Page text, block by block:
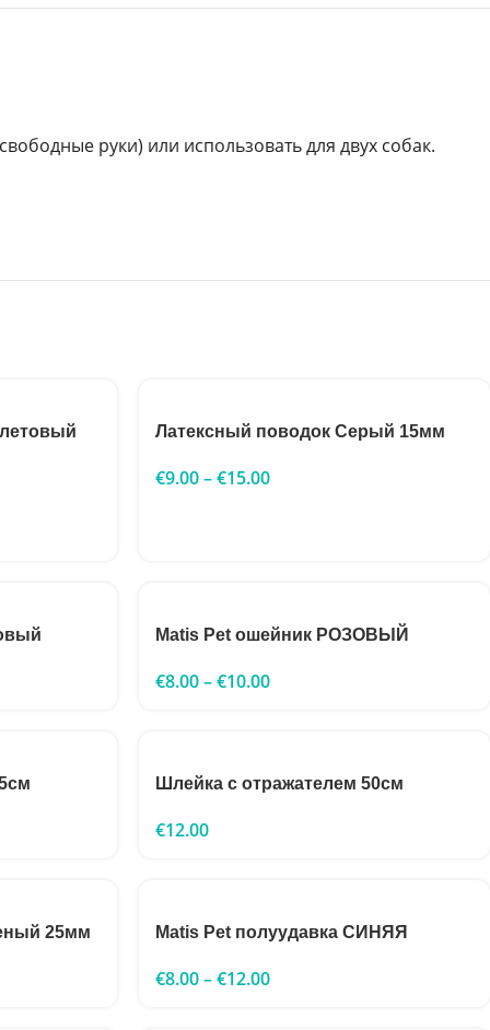
руки) или использовать для двух собак.
Латексный поводок Серый 15мм
€9.00–€15.00
Matis Pet ошейник РОЗОВЫЙ
€8.00–€10.00
Шлейка с отражателем 50см
€12.00
25мм Matis Pet полуудавка СИНЯЯ
€8.00–€12.00